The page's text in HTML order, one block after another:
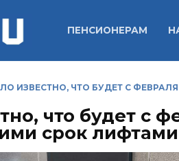
ПЕНСИОНЕРАМ
ИЗВЕСТНО, ЧТО БУДЕТ С
что будет с
срок лифтами